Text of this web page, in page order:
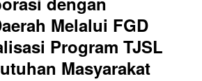
Melalui FGD
Program TJSL
Masyarakat